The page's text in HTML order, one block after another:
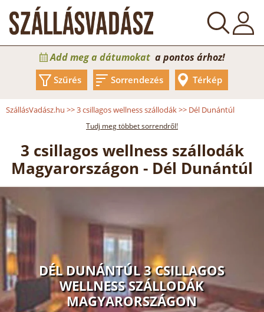
Add meg a dátumokat a pontos árhoz!
Szűrés Sorrendezés Térkép
SzállásVadász.hu >>3 csillagos wellness szállodák>> Dél Dunántúl
Tudj meg többet sorrendről!
3 csillagos wellness szállodák
Magyarországon - Dél Dunántúl
DÉL DUNÁNTÚL 3 CSILLAGOS
WELLNESS SZÁLLODÁK
MAGYARORSZÁGON